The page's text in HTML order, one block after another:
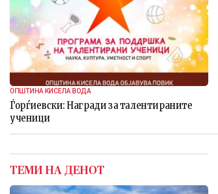
ОПШТИНА КИСЕЛА ВОДА
Ѓорѓиевски: Награди за талентираните
ученици
ТЕМИ НА ДЕНОТ